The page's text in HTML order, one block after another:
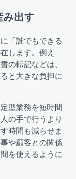
出す
「誰でもできる
します。例え
の転記などは、
と大きな負担に
型業務を短時間
の手で行うより
時間も減らせま
や顧客との関係
を使えるように